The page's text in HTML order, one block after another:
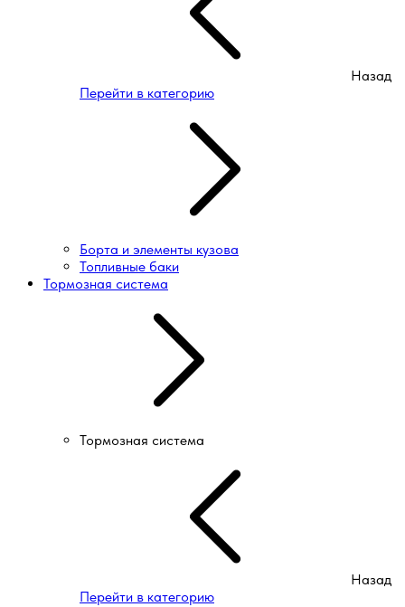
Назад
Перейти в категорию
Борта и элементы кузова
Топливные баки
Тормозная система
Тормозная система
Назад
Перейти в категорию